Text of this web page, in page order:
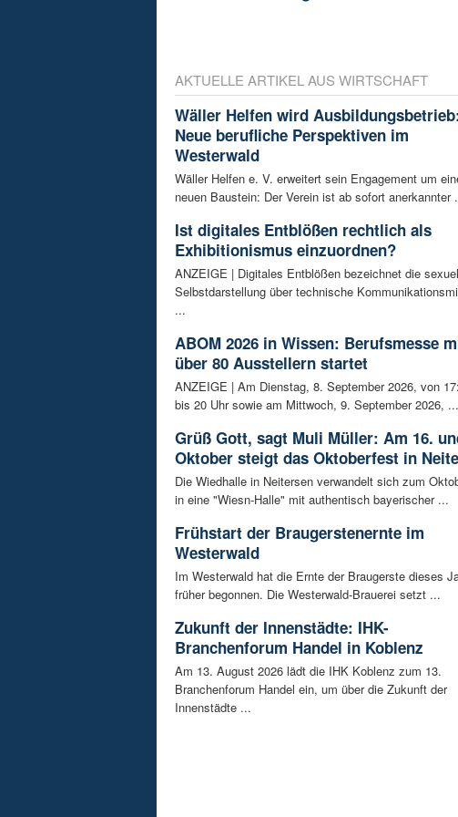
AKTUELLE ARTIKEL AUS WIRTSCHAFT
Wäller Helfen wird
Neue berufliche Perspektiven im
Westerwald
Wäller Helfen e. V. erweitert sein Engagement um
neuen Baustein: Der Verein ist ab sofort anerkannter
Ist digitales Entblößen rechtlich als
Exhibitionismus einzuordnen?
ANZEIGE | Digitales Entblößen bezeichnet die
Selbstdarstellung über technische
...
ABOM 2026 in Wissen: Berufsmesse
über 80 Ausstellern startet
ANZEIGE | Am Dienstag, 8. September 2026, von
bis 20 Uhr sowie am Mittwoch, 9. September 2026, ...
Grüß Gott, sagt Muli Müller: Am 16.
Oktober steigt das Oktoberfest in
Die Wiedhalle in Neitersen verwandelt sich zum
in eine "Wiesn-Halle" mit authentisch bayerischer ...
Frühstart der Braugerstenernte im
Westerwald
Im Westerwald hat die Ernte der Braugerste dieses
früher begonnen. Die Westerwald-Brauerei setzt ...
Zukunft der Innenstädte: IHK-
Branchenforum Handel in Koblenz
Am 13. August 2026 lädt die IHK Koblenz zum 13.
Branchenforum Handel ein, um über die Zukunft der
Innenstädte ...